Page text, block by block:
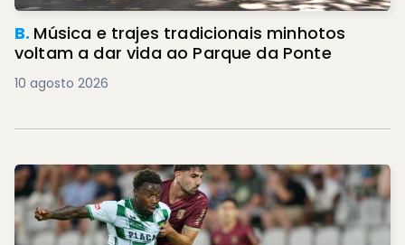
B. Música e trajes tradicionais minhotos
voltam a dar vida ao Parque da Ponte
10 agosto 2026